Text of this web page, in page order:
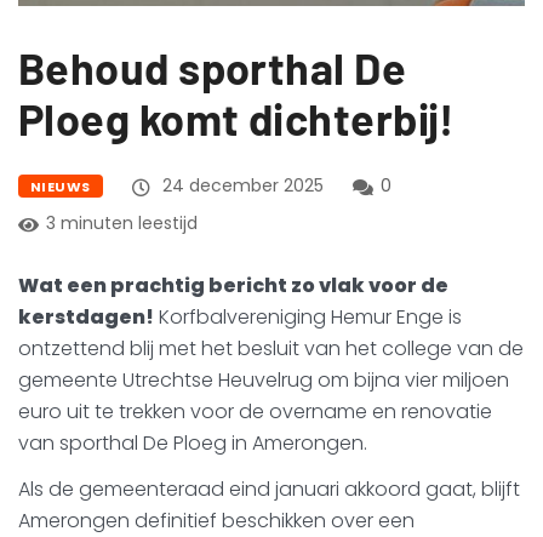
Behoud sporthal De
Ploeg komt dichterbij!
NIEUWS 24 december 2025
0
3 minuten leestijd
Wat een prachtig bericht zo vlak voor de
kerstdagen! Korfbalvereniging Hemur Enge is
ontzettend blij met het besluit van het college van de
gemeente Utrechtse Heuvelrug om bijna vier miljoen
euro uit te trekken voor de overname en renovatie
van sporthal De Ploeg in Amerongen.
Als de gemeenteraad eind januari akkoord gaat, blijft
Amerongen definitief beschikken over een